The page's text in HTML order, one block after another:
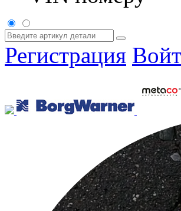
Регистрация